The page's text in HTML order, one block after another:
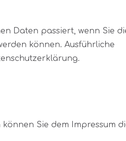
Daten passiert, wenn Sie
können. Ausführliche
Sie dem Impressum